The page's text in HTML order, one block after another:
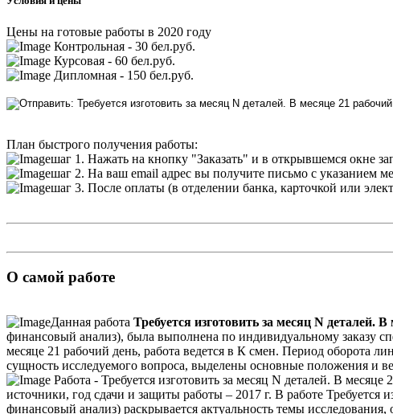
Цены на готовые работы в 2020 году
Контрольная - 30 бел.руб.
Курсовая - 60 бел.руб.
Дипломная - 150 бел.руб.
План быстрого получения работы:
шаг 1. Нажать на кнопку "Заказать" и в открывшемся окне
шаг 2. На ваш email адрес вы получите письмо с указанием
шаг 3. После оплаты (в отделении банка, карточкой или
О самой работе
Данная работа Требуется изготовить за месяц N деталей.
финансовый анализ), была выполнена по индивидуальному заказу
месяце 21 рабочий день, работа ведется в К смен. Период оборота
сущность исследуемого вопроса, выделены основные положения и
Работа - Требуется изготовить за месяц N деталей. В
источники, год сдачи и защиты работы – 2017 г. В работе
финансовый анализ) раскрывается актуальность темы